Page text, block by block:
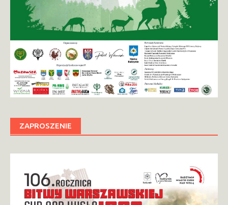
ZAPROSZENIE